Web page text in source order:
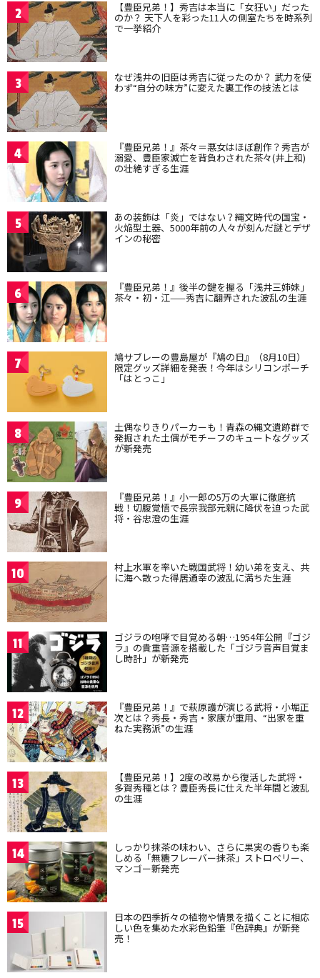
2 【豊臣兄弟！】秀吉は本当に「女狂い」だった
のか？ 天下人を彩った11人の側室たちを時系列
で一挙紹介
3 なぜ浅井の旧臣は秀吉に従ったのか？ 武力を使
わず“自分の味方”に変えた裏工作の技法とは
4 『豊臣兄弟！』茶々＝悪女はほぼ創作？秀吉が
溺愛、豊臣家滅亡を背負わされた茶々(井上和)
の壮絶すぎる生涯
5 あの装飾は「炎」ではない？縄文時代の国宝・
火焔型土器、5000年前の人々が刻んだ謎とデザ
インの秘密
6 『豊臣兄弟！』後半の鍵を握る「浅井三姉妹」
茶々・初・江——秀吉に翻弄された波乱の生涯
7 鳩サブレーの豊島屋が『鳩の日』（8月10日）
限定グッズ詳細を発表！今年はシリコンポーチ
「はとっこ」
8 土偶なりきりパーカーも！青森の縄文遺跡群で
発掘された土偶がモチーフのキュートなグッズ
が新発売
9 『豊臣兄弟！』小一郎の5万の大軍に徹底抗
戦！切腹覚悟で長宗我部元親に降伏を迫った武
将・谷忠澄の生涯
10 村上水軍を率いた戦国武将！幼い弟を支え、共
に海へ散った得居通幸の波乱に満ちた生涯
11 ゴジラの咆哮で目覚める朝…1954年公開『ゴジ
ラ』の貴重音源を搭載した「ゴジラ音声目覚ま
し時計」が新発売
12 『豊臣兄弟！』で萩原護が演じる武将・小堀正
次とは？秀長・秀吉・家康が重用、“出家を重
ねた実務派”の生涯
13 【豊臣兄弟！】2度の改易から復活した武将・
多賀秀種とは？豊臣秀長に仕えた半年間と波乱
の生涯
14 しっかり抹茶の味わい、さらに果実の香りも楽
しめる「無糖フレーバー抹茶」ストロベリー、
マンゴー新発売
15 日本の四季折々の植物や情景を描くことに相応
しい色を集めた水彩色鉛筆『色辞典』が新発
売！